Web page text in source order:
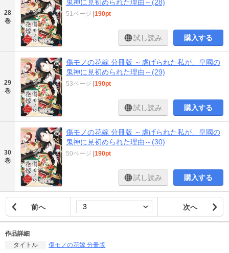
28
巻
鬼神に見初められた理由～(28)
51ページ 190pt
試し読み 購入する
29
巻
傷モノの花嫁 分冊版 ～虐げられた私が、皇國の
鬼神に見初められた理由～(29)
53ページ 190pt
試し読み 購入する
30
巻
傷モノの花嫁 分冊版 ～虐げられた私が、皇國の
鬼神に見初められた理由～(30)
50ページ 190pt
試し読み 購入する
前へ 次へ
作品詳細
タイトル
傷モノの花嫁 分冊版